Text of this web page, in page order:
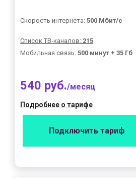
Скорость интернета: 500 Мбит/с
Список ТВ-каналов: 215
Мобильная связь: 500 минут + 35 Гб
540 руб./месяц
Подробнее о тарифе
Подключить тариф